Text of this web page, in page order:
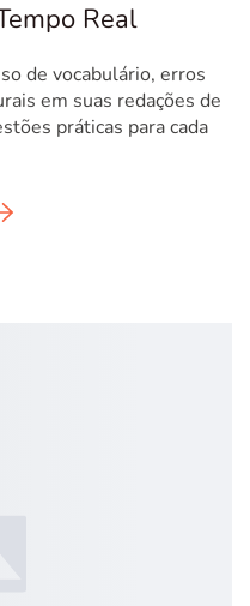
Real
de vocabulário, erros
em suas redações de
práticas para cada